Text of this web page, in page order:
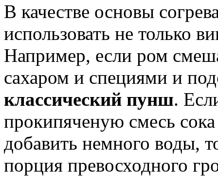
В качестве основы
использовать не только
Например, если ром
сахаром и специями и
классический пунш.
прокипяченую смесь
добавить немного воды,
порция превосходного